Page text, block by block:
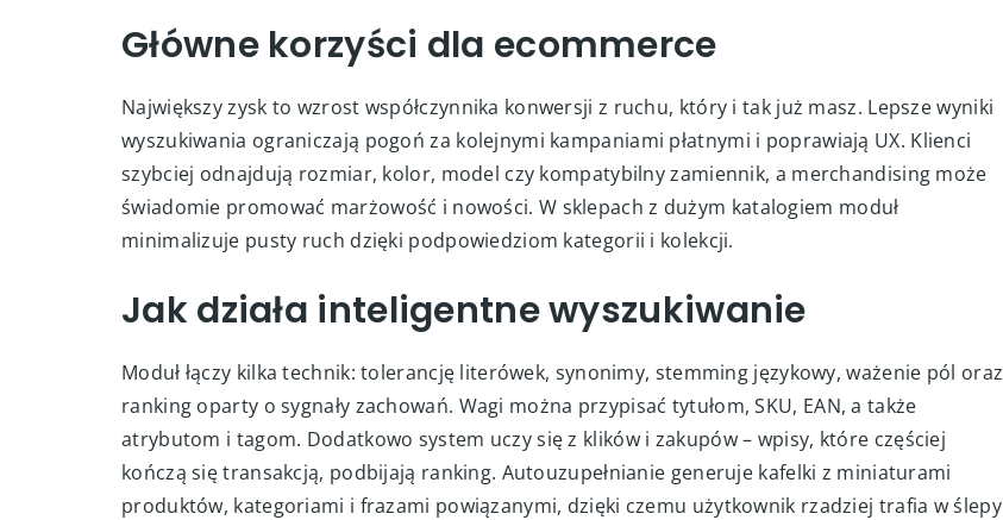
Główne korzyści dla ecommerce
Największy zysk to wzrost współczynnika konwersji z ruchu, który i tak już masz. Lepsze wyniki
wyszukiwania ograniczają pogoń za kolejnymi kampaniami płatnymi i poprawiają UX. Klienci
szybciej odnajdują rozmiar, kolor, model czy kompatybilny zamiennik, a merchandising może
świadomie promować marżowość i nowości. W sklepach z dużym katalogiem moduł
minimalizuje pusty ruch dzięki podpowiedziom kategorii i kolekcji.
Jak działa inteligentne wyszukiwanie
Moduł łączy kilka technik: tolerancję literówek, synonimy, stemming językowy, ważenie pól oraz
ranking oparty o sygnały zachowań. Wagi można przypisać tytułom, SKU, EAN, a także
atrybutom i tagom. Dodatkowo system uczy się z klików i zakupów – wpisy, które częściej
kończą się transakcją, podbijają ranking. Autouzupełnianie generuje kafelki z miniaturami
produktów, kategoriami i frazami powiązanymi, dzięki czemu użytkownik rzadziej trafia w ślepy